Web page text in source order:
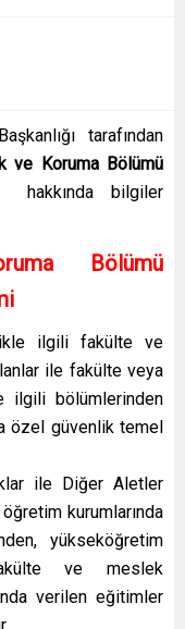
tarafından
ve Koruma Bölümü
hakkında bilgiler
Bölümü
ilgili fakülte ve
ile fakülte veya
ilgili bölümlerinden
özel güvenlik temel
ile Diğer Aletler
kurumlarında
yükseköğretim
ve meslek
verilen eğitimler